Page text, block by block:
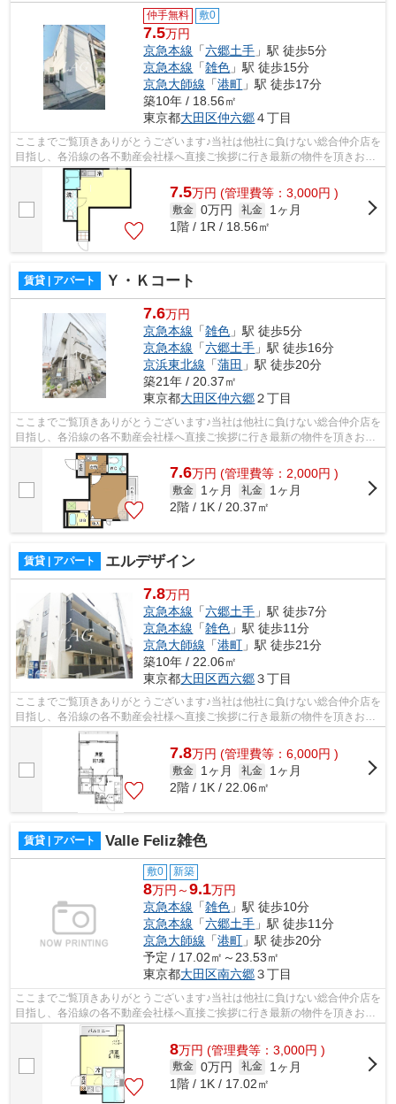
仲手無料 敷0
7.5万円
京急本線 「六郷土手 」駅 徒歩5分
京急本線 「雑色 」駅 徒歩15分
京急大師線 「港町 」駅 徒歩17分
築10年 / 18.56㎡
東京都大田区仲六郷４丁目
ここまでご覧頂きありがとうございます♪当社は他社に負けない総合仲介店を
目指し、各沿線の各不動産会社様へ直接ご挨拶に行き最新の物件を頂きお客
様へ提供しております！最新の情報は...
7.5万円 (管理費等：3,000円 )
敷金 0万円 礼金
1ヶ月
1階 / 1R / 18.56㎡
賃貸 | アパート Ｙ・Ｋコート
7.6万円
京急本線 「雑色 」駅 徒歩5分
京急本線 「六郷土手 」駅 徒歩16分
京浜東北線 「蒲田 」駅 徒歩20分
築21年 / 20.37㎡
東京都大田区仲六郷２丁目
ここまでご覧頂きありがとうございます♪当社は他社に負けない総合仲介店を
目指し、各沿線の各不動産会社様へ直接ご挨拶に行き最新の物件を頂きお客
様へ提供しております！最新の情報は...
7.6万円 (管理費等：2,000円 )
敷金 1ヶ月 礼金
1ヶ月
2階 / 1K / 20.37㎡
賃貸 | アパート エルデザイン
7.8万円
京急本線 「六郷土手 」駅 徒歩7分
京急本線 「雑色 」駅 徒歩11分
京急大師線 「港町 」駅 徒歩21分
築10年 / 22.06㎡
東京都大田区西六郷３丁目
ここまでご覧頂きありがとうございます♪当社は他社に負けない総合仲介店を
目指し、各沿線の各不動産会社様へ直接ご挨拶に行き最新の物件を頂きお客
様へ提供しております！最新の情報は...
7.8万円 (管理費等：6,000円 )
敷金 1ヶ月 礼金
1ヶ月
2階 / 1K / 22.06㎡
賃貸 | アパート Valle Feliz雑色
敷0 新築
8万円～9.1万円
京急本線 「雑色 」駅 徒歩10分
京急本線 「六郷土手 」駅 徒歩11分
京急大師線 「港町 」駅 徒歩20分
予定 / 17.02㎡～23.53㎡
東京都大田区南六郷３丁目
ここまでご覧頂きありがとうございます♪当社は他社に負けない総合仲介店を
目指し、各沿線の各不動産会社様へ直接ご挨拶に行き最新の物件を頂きお客
様へ提供しております！最新の情報は...
8万円 (管理費等：3,000円 )
敷金 0万円 礼金
1ヶ月
1階 / 1K / 17.02㎡